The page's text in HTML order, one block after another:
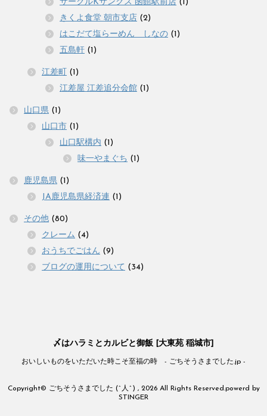
サークルKサンクス 函館駅前店 (1)
きくよ食堂 朝市支店 (2)
はこだて塩らーめん しなの (1)
五島軒 (1)
江差町 (1)
江差屋 江差追分会館 (1)
山口県 (1)
山口市 (1)
山口駅構内 (1)
味一やまぐち (1)
鹿児島県 (1)
JA鹿児島県経済連 (1)
その他 (80)
クレーム (4)
おうちでごはん (9)
ブログの運用について (34)
〆はハラミとカルビと御飯 [大東苑 稲城市]
おいしいものをいただいた時こそ至福の時 - ごちそうさまでした.jp -
Copyright© ごちそうさまでした (^人^) , 2026 All Rights Reserved.powerd by
STINGER